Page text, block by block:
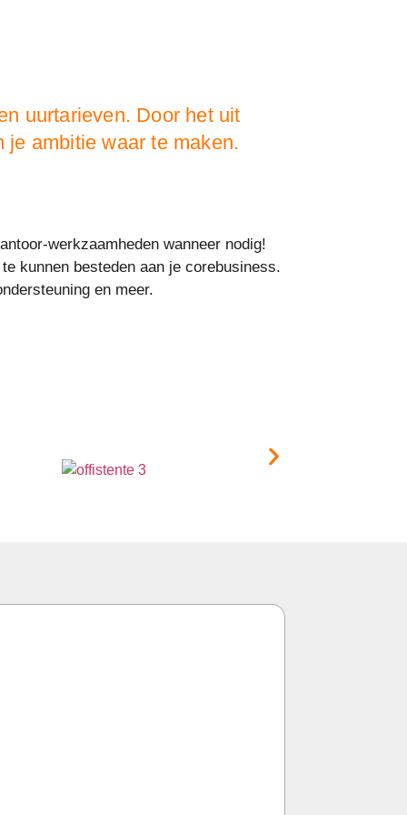
uurtarieven. Door het uit
je ambitie waar te maken.
werkzaamheden wanneer nodig!
kunnen besteden aan je corebusiness.
en meer.